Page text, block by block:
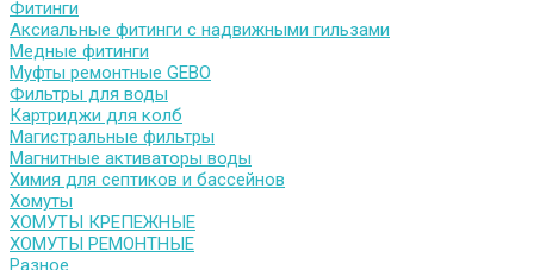
Фитинги
Аксиальные фитинги с надвижными гильзами
Медные фитинги
Муфты ремонтные GEBO
Фильтры для воды
Картриджи для колб
Магистральные фильтры
Магнитные активаторы воды
Химия для септиков и бассейнов
Хомуты
ХОМУТЫ КРЕПЕЖНЫЕ
ХОМУТЫ РЕМОНТНЫЕ
Разное